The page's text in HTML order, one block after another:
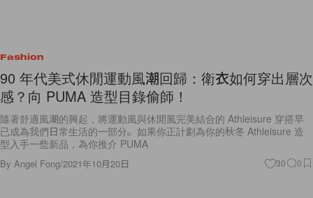
90 年代美式休閒運動風潮回歸：衛衣如何穿出層次
感？向 PUMA 造型目錄偷師！
隨著舒適風潮的興起，將運動風與休閒風完美結合的 Athleisure 穿搭早
型入手一些新品，為你推介 PUMA
ByAngel Fong/2021年10月20日